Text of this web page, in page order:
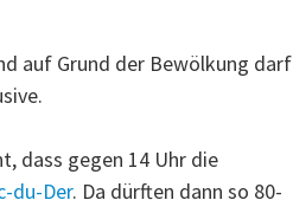
auf Grund der Bewölkung darf
dass gegen 14 Uhr die
du-Der. Da dürften dann so 80-